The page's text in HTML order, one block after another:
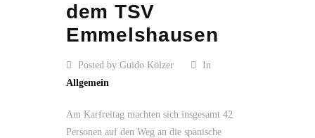
dem TSV
Emmelshausen
Posted by Guido Kölzer
In
Allgemein
Am Karfreitag machten sich insgesamt 42
Personen auf den Weg an die spanische